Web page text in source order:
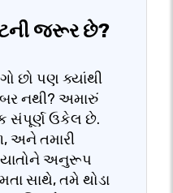
જરૂર છે?
છો પણ ક્યાંથી
નથી? અમારું
સંપૂર્ણ ઉકેલ છે.
અને તમારી
અનુરૂપ
સાથે, તમે થોડા